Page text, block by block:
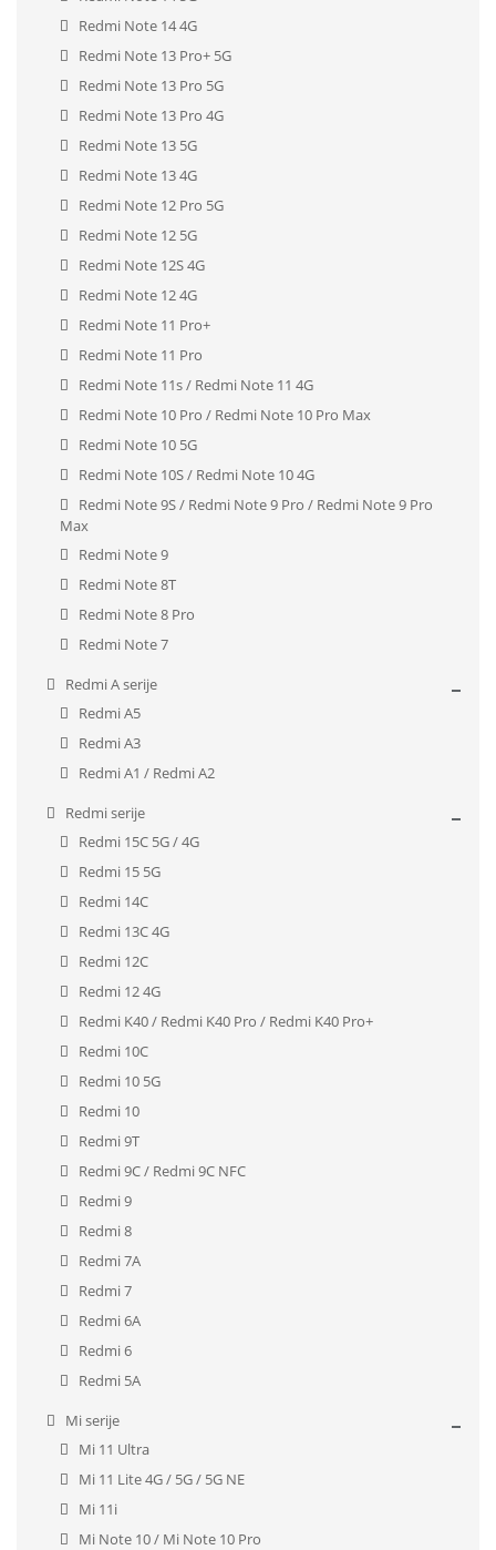
Redmi Note 14 4G
Redmi Note 13 Pro+ 5G
Redmi Note 13 Pro 5G
Redmi Note 13 Pro 4G
Redmi Note 13 5G
Redmi Note 13 4G
Redmi Note 12 Pro 5G
Redmi Note 12 5G
Redmi Note 12S 4G
Redmi Note 12 4G
Redmi Note 11 Pro+
Redmi Note 11 Pro
Redmi Note 11s / Redmi Note 11 4G
Redmi Note 10 Pro / Redmi Note 10 Pro Max
Redmi Note 10 5G
Redmi Note 10S / Redmi Note 10 4G
Redmi Note 9S / Redmi Note 9 Pro / Redmi Note 9 Pro
Max
Redmi Note 9
Redmi Note 8T
Redmi Note 8 Pro
Redmi Note 7
Redmi A serije
Redmi A5
Redmi A3
Redmi A1 / Redmi A2
Redmi serije
Redmi 15C 5G / 4G
Redmi 15 5G
Redmi 14C
Redmi 13C 4G
Redmi 12C
Redmi 12 4G
Redmi K40 / Redmi K40 Pro / Redmi K40 Pro+
Redmi 10C
Redmi 10 5G
Redmi 10
Redmi 9T
Redmi 9C / Redmi 9C NFC
Redmi 9
Redmi 8
Redmi 7A
Redmi 7
Redmi 6A
Redmi 6
Redmi 5A
Mi serije
Mi 11 Ultra
Mi 11 Lite 4G / 5G / 5G NE
Mi 11i
Mi Note 10 / Mi Note 10 Pro